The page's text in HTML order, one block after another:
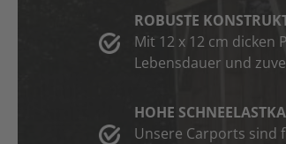
ROBUSTE
Mit 12 x 12 cm dicken
Lebensdauer und
HOHE
Unsere Carports sind